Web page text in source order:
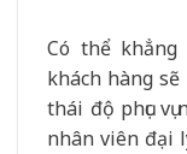
Có thể
khách hàng
thái độ phục
nhân viên đại